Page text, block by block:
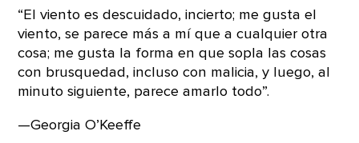
“El viento es descuidado, incierto; me gusta el
viento, se parece más a mí que a cualquier otra
cosa; me gusta la forma en que sopla las cosas
con brusquedad, incluso con malicia, y luego, al
minuto siguiente, parece amarlo todo”.
—Georgia O’Keeffe